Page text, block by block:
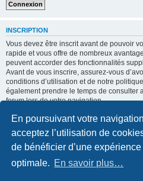
En poursuivant votre
acceptez l’utilisation de
de bénéficier d’une
optimale. En savoir plus…
INSCRIPTION
Vous devez être inscrit avant de pouvoir
rapide et vous offre de nombreux
peuvent accorder des fonctionnalités
Avant de vous inscrire, assurez-vous
conditions d’utilisation et de notre
également prendre le temps de consulter
forum lors de votre navigation.
Conditions d’utilisation|Politique de
Inscription